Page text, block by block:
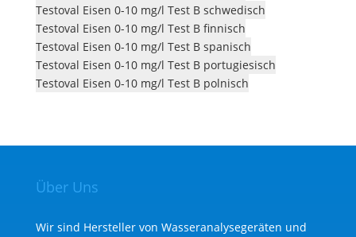
Testoval Eisen 0-10 mg/l Test B schwedisch
Testoval Eisen 0-10 mg/l Test B finnisch
Testoval Eisen 0-10 mg/l Test B spanisch
Testoval Eisen 0-10 mg/l Test B portugiesisch
Testoval Eisen 0-10 mg/l Test B polnisch
Über Uns
Wir sind Hersteller von Wasseranalysegeräten und